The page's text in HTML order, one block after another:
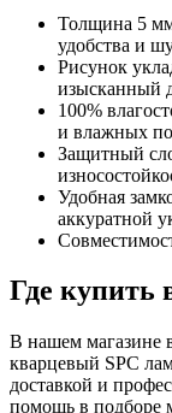
Толщина 5
удобства и
Рисунок
изысканный
100%
и влажных
Защитный
Удобная
аккуратной
Где купить
В нашем магазине
кварцевый SPC
доставкой и
помощь в подборе